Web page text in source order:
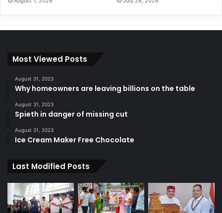
Most Viewed Posts
August 31, 2023
Why homeowners are leaving billions on the table
August 31, 2023
Spieth in danger of missing cut
August 31, 2023
Ice Cream Maker Free Chocolate
Last Modified Posts